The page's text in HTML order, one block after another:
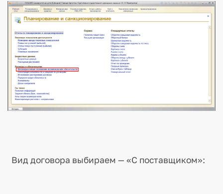
Вид договора выбираем — «С поставщиком»: